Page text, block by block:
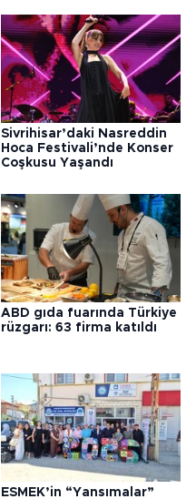
Sivrihisar’daki Nasreddin
Hoca Festivali’nde Konser
Coşkusu Yaşandı
ABD gıda fuarında Türkiye
rüzgarı: 63 firma katıldı
ESMEK’in “Yansımalar”